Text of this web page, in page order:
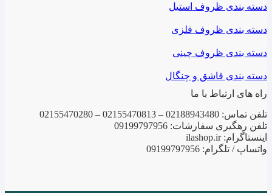
دسته بندی ظروف استیل
دسته بندی ظروف فلزی
دسته بندی ظروف چینی
دسته بندی قاشق و چنگال
راه های ارتباط با ما
تلفن تماس: 02188943480 – 02155470813 – 02155470280
تلفن رهگیری سفارشات: 09199797956
اینستاگرام: ilashop.ir
واتساپ / تلگرام: 09199797956